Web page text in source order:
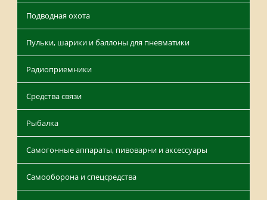
Подводная охота
Пульки, шарики и баллоны для пневматики
Радиоприемники
Средства связи
Рыбалка
Самогонные аппараты, пивоварни и аксессуары
Самооборона и спецсредства